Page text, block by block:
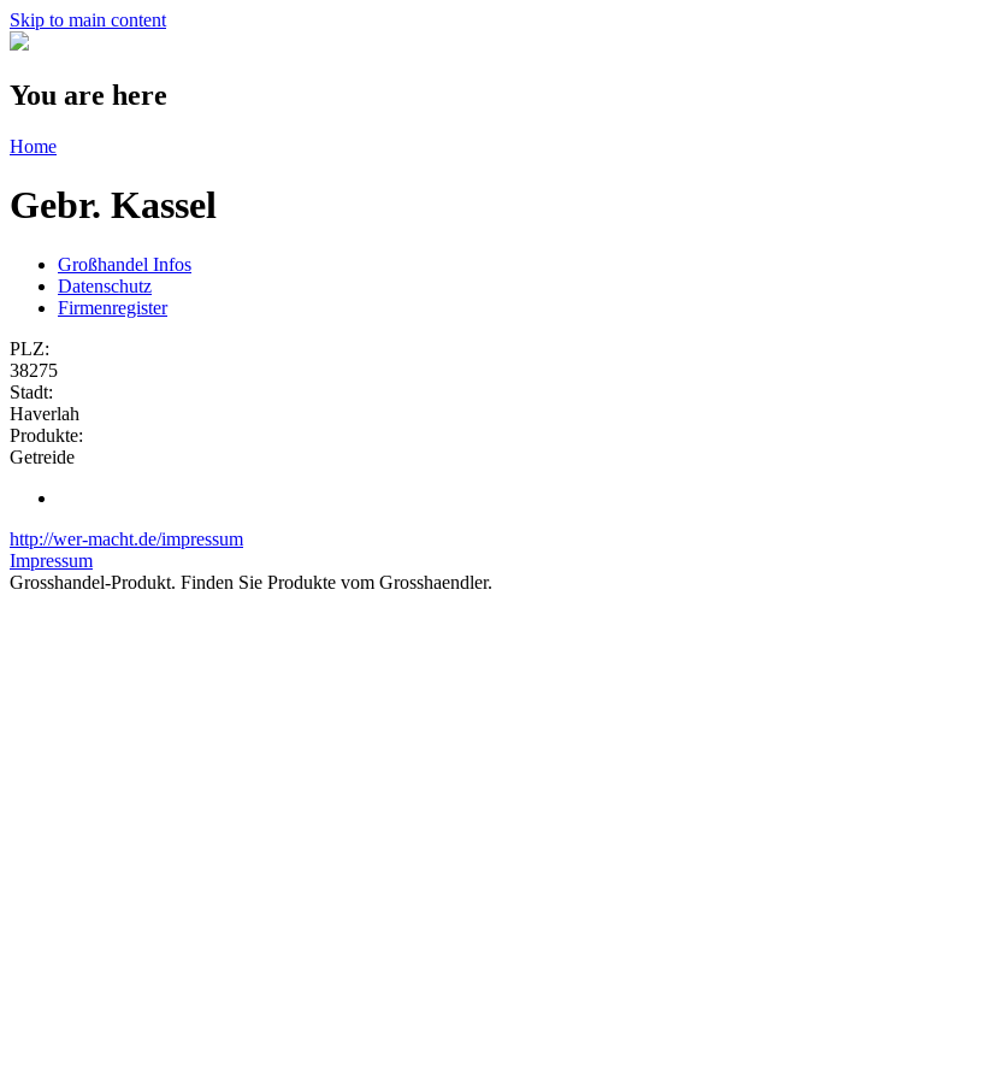
Skip to main content
You are here
Home
Gebr. Kassel
Großhandel Infos
Datenschutz
Firmenregister
PLZ:
38275
Stadt:
Haverlah
Produkte:
Getreide
http://wer-macht.de/impressum
Impressum
Grosshandel-Produkt. Finden Sie Produkte vom Grosshaendler.